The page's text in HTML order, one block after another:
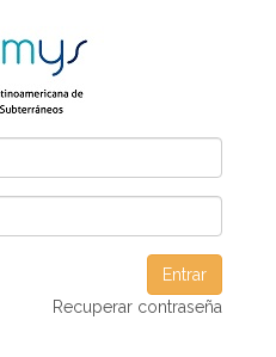
Entrar
Recuperar contraseña